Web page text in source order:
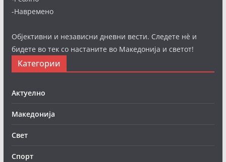
-Навремено
Објективни и независни дневни вести. Следете нè и
бидете во тек со настаните во Македонија и светот!
Категории
Актуелно
Македонија
Свет
Спорт